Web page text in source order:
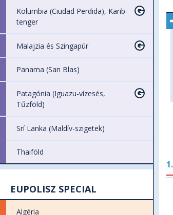
Kolumbia (Ciudad Perdida), Karib-
tenger
Malajzia és Szingapúr
Panama (San Blas)
Patagónia (Iguazu-vízesés,
Tűzföld)
Srí Lanka (Maldív-szigetek)
Thaiföld
EUPOLISZ SPECIAL
Algéria